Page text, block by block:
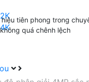
tiên phong trong
quá chênh lệch